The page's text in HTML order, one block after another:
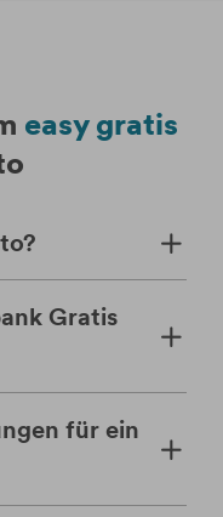
easy gratis
Gratis
für ein